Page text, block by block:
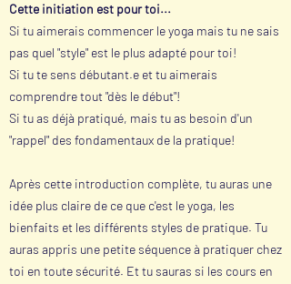
Cette initiation est pour toi...
Si tu aimerais commencer le yoga mais tu ne sais
pas quel "style" est le plus adapté pour toi!
Si tu te sens débutant.e et tu aimerais
comprendre tout "dès le début"!
Si tu as déjà pratiqué, mais tu as besoin d'un
"rappel" des fondamentaux de la pratique!
Après cette introduction complète, tu auras une
idée plus claire de ce que c'est le yoga, les
bienfaits et les différents styles de pratique. Tu
auras appris une petite séquence à pratiquer chez
toi en toute sécurité. Et tu sauras si les cours en